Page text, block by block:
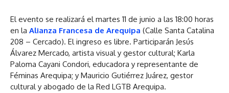
El evento se realizará el martes 11 de junio a las 18:00 horas
en la Alianza Francesa de Arequipa (Calle Santa Catalina
208 – Cercado). El ingreso es libre. Participarán Jesús
Álvarez Mercado, artista visual y gestor cultural; Karla
Paloma Cayani Condori, educadora y representante de
Féminas Arequipa; y Mauricio Gutiérrez Juárez, gestor
cultural y abogado de la Red LGTB Arequipa.